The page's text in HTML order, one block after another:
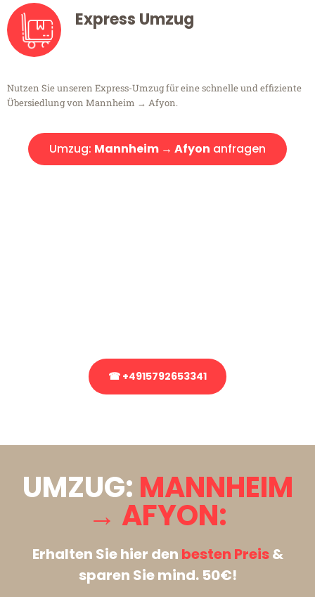
Express Umzug
Nutzen Sie unseren Express-Umzug für eine schnelle und effiziente
Übersiedlung von Mannheim → Afyon.
Umzug: Mannheim → Afyon anfragen
☎ +4915792653341
UMZUG: MANNHEIM
→ AFYON:
Erhalten Sie hier den besten Preis&
sparen Sie mind. 50€!